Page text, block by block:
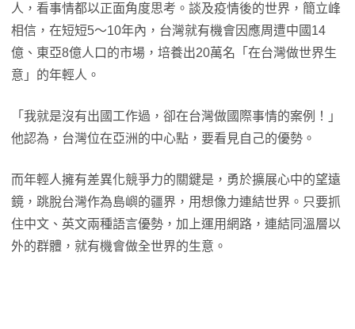
人，看事情都以正面角度思考。談及疫情後的世界，簡立峰
相信，在短短5～10年內，台灣就有機會因應周遭中國14
億、東亞8億人口的市場，培養出20萬名「在台灣做世界生
意」的年輕人。
「我就是沒有出國工作過，卻在台灣做國際事情的案例！」
他認為，台灣位在亞洲的中心點，要看見自己的優勢。
而年輕人擁有差異化競爭力的關鍵是，勇於擴展心中的望遠
鏡，跳脫台灣作為島嶼的疆界，用想像力連結世界。只要抓
住中文、英文兩種語言優勢，加上運用網路，連結同溫層以
外的群體，就有機會做全世界的生意。